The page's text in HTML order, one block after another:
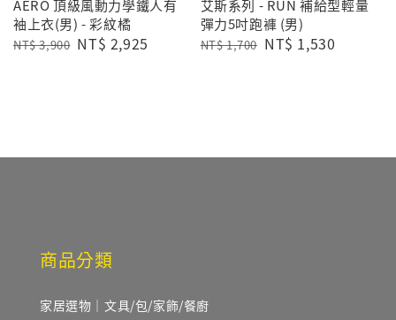
AERO 頂級風動力學鐵人有
袖上衣(男) - 彩紋橘
Regular
NT$ 3,900 Sale
NT$ 2,925
艾斯系列 - RUN 補給型輕量
彈力5吋跑褲 (男)
Regular
NT$ 1,700 Sale
NT$ 1,530
商品分類
家居選物｜文具/包/家飾/餐廚